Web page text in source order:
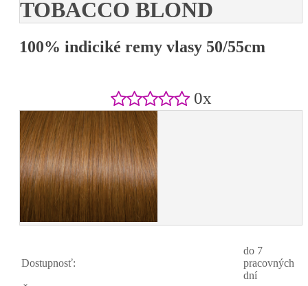
TOBACCO BLOND
100% indiciké remy vlasy 50/55cm
0x
Dostupnosť:
do 7
pracovných
dní